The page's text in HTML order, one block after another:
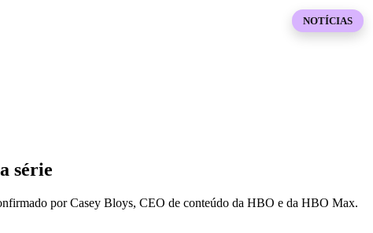
série
por Casey Bloys, CEO de conteúdo da HBO e da HBO Max.
NOTÍCIAS